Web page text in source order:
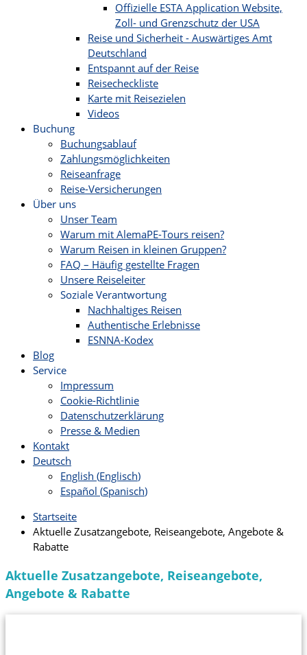
Offizielle ESTA Application Website,
Zoll- und Grenzschutz der USA
Reise und Sicherheit - Auswärtiges Amt
Deutschland
Entspannt auf der Reise
Reisecheckliste
Karte mit Reisezielen
Videos
Buchung
Buchungsablauf
Zahlungsmöglichkeiten
Reiseanfrage
Reise-Versicherungen
Über uns
Unser Team
Warum mit AlemaPE-Tours reisen?
Warum Reisen in kleinen Gruppen?
FAQ – Häufig gestellte Fragen
Unsere Reiseleiter
Soziale Verantwortung
Nachhaltiges Reisen
Authentische Erlebnisse
ESNNA-Kodex
Blog
Service
Impressum
Cookie-Richtlinie
Datenschutzerklärung
Presse & Medien
Kontakt
Deutsch
English (Englisch)
Español (Spanisch)
Startseite
Aktuelle Zusatzangebote, Reiseangebote, Angebote &
Rabatte
Aktuelle Zusatzangebote, Reiseangebote,
Angebote & Rabatte